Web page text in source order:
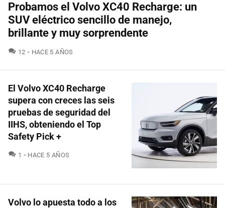
Probamos el Volvo XC40 Recharge: un
SUV eléctrico sencillo de manejo,
brillante y muy sorprendente
12 COMENTARIOS
HACE 5 AÑOS
El Volvo XC40 Recharge
supera con creces las seis
pruebas de seguridad del
IIHS, obteniendo el Top
Safety Pick +
1 COMENTARIOS
HACE 5 AÑOS
Volvo lo apuesta todo a los